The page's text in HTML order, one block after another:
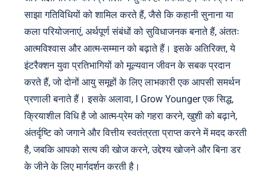
साझा गतिविधियों को शामिल करते हैं, जैसे कि कहानी सुनाना या
कला परियोजनाएं, अर्थपूर्ण संबंधों को सुविधाजनक बनाते हैं, अंततः
आत्मविश्वास और आत्म-सम्मान को बढ़ाते हैं। इसके अतिरिक्त, ये
इंटरैक्शन युवा प्रतिभागियों को मूल्यवान जीवन के सबक प्रदान
करते हैं, जो दोनों आयु समूहों के लिए लाभकारी एक आपसी समर्थन
प्रणाली बनाते हैं। इसके अलावा, I Grow Younger एक सिद्ध,
क्रियाशील विधि है जो आत्म-प्रेम को गहरा करने, खुशी को बढ़ाने,
अंतर्दृष्टि को जगाने और वित्तीय स्वतंत्रता प्राप्त करने में मदद करती
है, जबकि आपको सत्य की खोज करने, उद्देश्य खोजने और बिना डर
के जीने के लिए मार्गदर्शन करती है।